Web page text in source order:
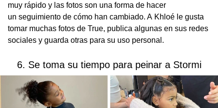
muy rápido y las fotos son una forma de hacer
un seguimiento de cómo han cambiado. A Khloé le gusta
tomar muchas fotos de True, publica algunas en sus redes
sociales y guarda otras para su uso personal.
6. Se toma su tiempo para peinar a Stormi